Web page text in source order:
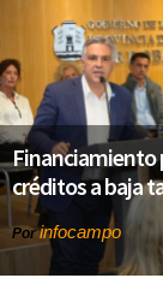
Financiamiento
créditos a baja
Porinfocampo